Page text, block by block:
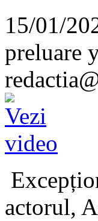
15/01/
preluare
actorul,